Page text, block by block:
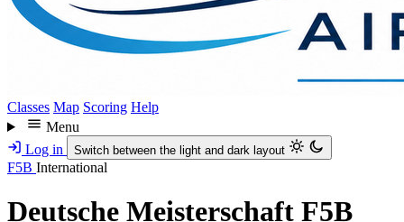
Classes Map Scoring Help
Menu
Log in
Switch between the light and dark layout
F5B International
Deutsche Meisterschaft F5B